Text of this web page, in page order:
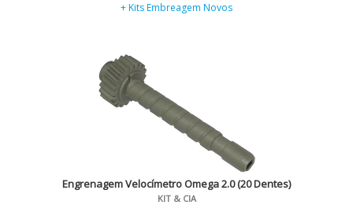
+ Kits Embreagem Novos
Engrenagem Velocímetro Omega 2.0 (20 Dentes)
KIT & CIA